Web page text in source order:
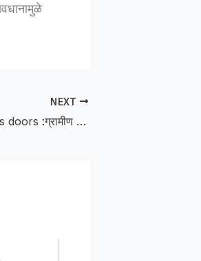
NEXT
Technology opens doors :ग्रामीण विद्यार्थ्यांसाठी तंत्रज्ञानाची दारे खुली; माजी विद्यार्थ्याने आयोजित केली रोबोटिक्स कार्यशाळा